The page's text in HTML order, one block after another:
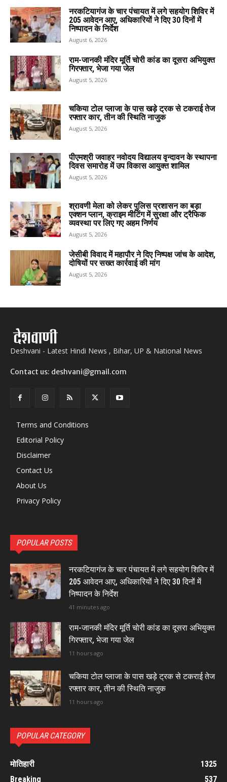
नरकटियागंज के चार पंचायत में लगे सहयोग शिविर में
205 आवेदन आए, अधिकारियों ने दिए 30 दिनों में
निष्पादन के निर्देश
August 6, 2026
राम-जानकी मंदिर मूर्ति चोरी कांड का दूसरा अभियुक्त
गिरफ्तार, भेजा गया जेल
August 5, 2026
चकिया टोल प्लाजा के पास खड़े ट्रक से टकराई तेज
रफ्तार कार, तीन की स्थिति नाजुक
August 5, 2026
पीएमश्री जवाहर नवोदय विद्यालय वृन्दावन के स्थापना
दिवस समारोह में उप विकास आयुक्त शामिल
August 5, 2026
श्रावणी मेला को लेकर पुलिस प्रशासन का बड़ा
एक्शन प्लान, क्राइम मीटिंग में सुरक्षा और ट्रैफिक
व्यवस्था पर लिए गए अहम निर्णय
August 5, 2026
जेसीबी विवाद में महापौर ने दिए निष्पक्ष जांच के आदेश,
दोषियों पर सख्त कार्रवाई की मांग
August 5, 2026
Deshvani - Latest Hindi News , Bihar, UP & National News
Contact us: deshvani@gmail.com
Terms and Conditions
Editorial Policy
Disclaimer
Contact Us
About Us
Privacy Policy
POPULAR POSTS
नरकटियागंज के चार पंचायत में लगे सहयोग शिविर में
205 आवेदन आए, अधिकारियों ने दिए 30 दिनों में
निष्पादन के निर्देश
41 minutes ago
राम-जानकी मंदिर मूर्ति चोरी कांड का दूसरा अभियुक्त
गिरफ्तार, भेजा गया जेल
11 hours ago
चकिया टोल प्लाजा के पास खड़े ट्रक से टकराई तेज
रफ्तार कार, तीन की स्थिति नाजुक
11 hours ago
POPULAR CATEGORY
मोतिहारी
1325
Breaking
537